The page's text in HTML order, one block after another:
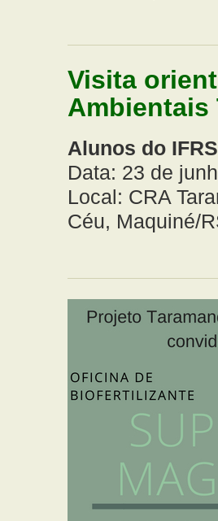
Visita
Ambientais
Alunos do
Data: 23 de
Local: CRA
Céu, Maquiné/